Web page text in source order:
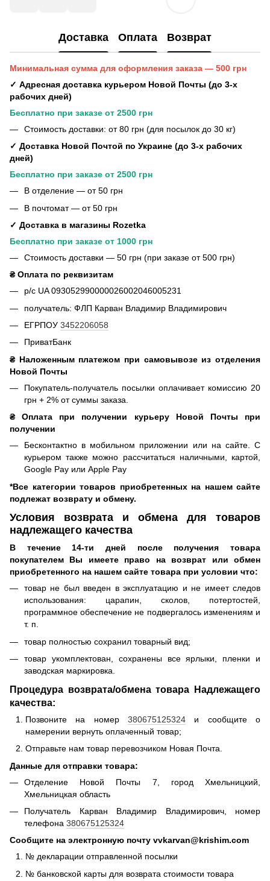
Доставка Оплата Возврат
Минимальная сумма для оформления заказа — 500 грн
✓ Адресная доставка курьером Новой Почты (до 3-х
рабочих дней)
Бесплатно при заказе от 2500 грн
Стоимость доставки: от 80 грн (для посылок до 30 кг)
✓ Доставка Новой Почтой по Украине (до 3-х рабочих
дней)
Бесплатно при заказе от 2500 грн
В отделение — от 50 грн
В почтомат — от 50 грн
✓ Доставка в магазины Rozetka
Бесплатно при заказе от 1000 грн
Стоимость доставки — 50 грн (при заказе от 500 грн)
₴ Оплата по реквизитам
р/с UA 093052990000026002046005231
получатель: ФЛП Карван Владимир Владимирович
ЕГРПОУ 3452206058
ПриватБанк
₴ Наложенным платежом при самовывозе из отделения
Новой Почты
Покупатель-получатель посылки оплачивает комиссию 20
грн + 2% от суммы заказа.
₴ Оплата при получении курьеру Новой Почты при
получении
Бесконтактно в мобильном приложении или на сайте. С
курьером также можно рассчитаться наличными, картой,
Google Pay или Apple Pay
*Все категории товаров приобретенных на нашем сайте
подлежат возврату и обмену.
Условия возврата и обмена для товаров
надлежащего качества
В течение 14-ти дней после получения товара
покупателем Вы имеете право на возврат или обмен
приобретенного на нашем сайте товара при условии что:
товар не был введен в эксплуатацию и не имеет следов
использования: царапин, сколов, потертостей,
программное обеспечение не подвергалось изменениям и
т. п.
товар полностью сохранил товарный вид;
товар укомплектован, сохранены все ярлыки, пленки и
заводская маркировка.
Процедура возврата/обмена товара Надлежащего
качества:
Позвоните на номер 380675125324 и сообщите о
намерении вернуть оплаченный товар;
Отправьте нам товар перевозчиком Новая Почта.
Данные для отправки товара:
Отделение Новой Почты 7, город Хмельницкий,
Хмельницкая область
Получатель Карван Владимир Владимирович, номер
телефона 380675125324
Сообщите на электронную почту vvkarvan@krishim.com
№ декларации отправленной посылки
№ банковской карты для возврата стоимости товара